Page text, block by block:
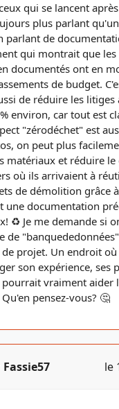
qui se lancent
plus parlant
parlant de
qui montrait que
documentés ont en
de budget.
de réduire les litiges
environ, car tout est
"zérodéchet" est
on peut plus
matériaux et réduire le
où ils arrivaient à
de démolition grâce
une documentation
♻️ Je me demande si
de
projet. Un endroit où
son expérience, ses
pourrait vraiment aider
pensez-vous? 🤔
le